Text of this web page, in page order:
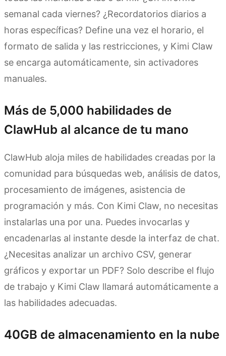
semanal cada viernes? ¿Recordatorios diarios a
horas específicas? Define una vez el horario, el
formato de salida y las restricciones, y Kimi Claw
se encarga automáticamente, sin activadores
manuales.
Más de 5,000 habilidades de
ClawHub al alcance de tu mano
ClawHub aloja miles de habilidades creadas por la
comunidad para búsquedas web, análisis de datos,
procesamiento de imágenes, asistencia de
programación y más. Con Kimi Claw, no necesitas
instalarlas una por una. Puedes invocarlas y
encadenarlas al instante desde la interfaz de chat.
¿Necesitas analizar un archivo CSV, generar
gráficos y exportar un PDF? Solo describe el flujo
de trabajo y Kimi Claw llamará automáticamente a
las habilidades adecuadas.
40GB de almacenamiento en la nube